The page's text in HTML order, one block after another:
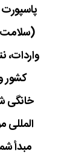
کشور
خانگی
المللی
مبدأ